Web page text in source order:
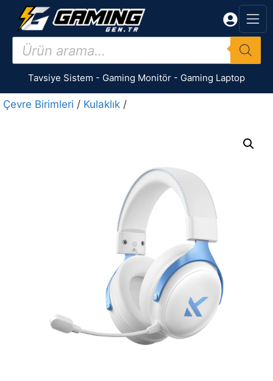
İçeriğe
Products
search
Tavsiye Sistem - Gaming Monitör - Gaming Laptop
Çevre Birimleri / Kulaklık /